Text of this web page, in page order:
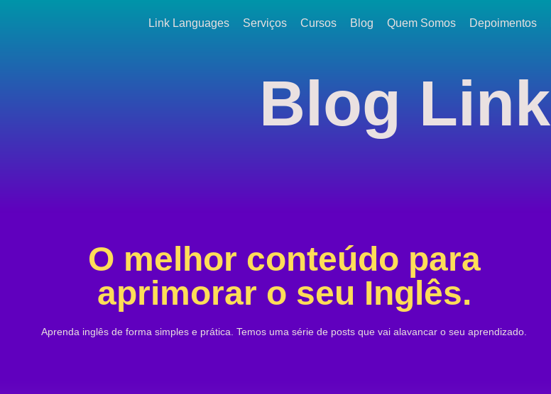
Link Languages Serviços Cursos Blog Quem Somos Depoimentos
Blog Link
O melhor conteúdo para
aprimorar o seu Inglês.
Aprenda inglês de forma simples e prática. Temos uma série de posts que vai alavancar o seu aprendizado.